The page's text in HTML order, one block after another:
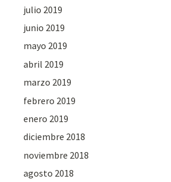
julio 2019
junio 2019
mayo 2019
abril 2019
marzo 2019
febrero 2019
enero 2019
diciembre 2018
noviembre 2018
agosto 2018